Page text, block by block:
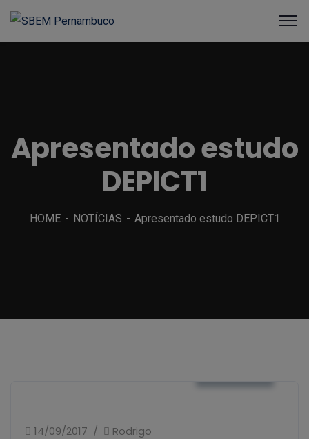
Apresentado estudo
DEPICT1
HOME NOTÍCIAS Apresentado estudo DEPICT1
14/09/2017 Rodrigo